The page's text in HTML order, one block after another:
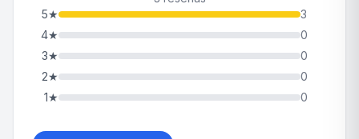
5★
3
4★
0
3★
0
2★
0
1★ 0